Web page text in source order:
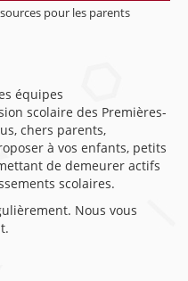
pour les parents
équipes
scolaire des Premières-
chers parents,
à vos enfants, petits
de demeurer actifs
scolaires.
Nous vous